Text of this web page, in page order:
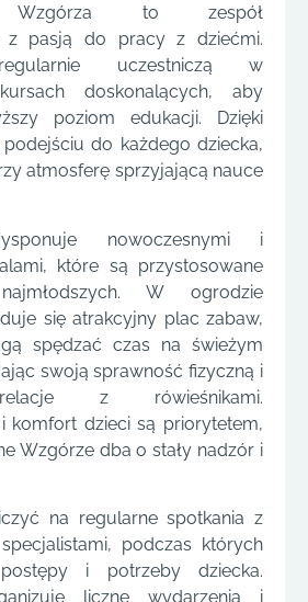
Wzgórza to zespół
z pasją do pracy z dziećmi.
uczestniczą w
doskonalących, aby
poziom edukacji. Dzięki
do każdego dziecka,
atmosferę sprzyjającą nauce
nowoczesnymi i
które są przystosowane
W ogrodzie
się atrakcyjny plac zabaw,
spędzać czas na świeżym
swoją sprawność fizyczną i
z rówieśnikami.
komfort dzieci są priorytetem,
Wzgórze dba o stały nadzór i
na regularne spotkania z
podczas których
i potrzeby dziecka.
liczne wydarzenia i